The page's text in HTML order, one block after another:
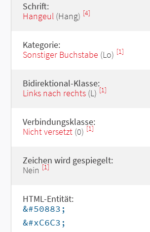
Schrift:
Hangeul(Hang) [4]
Kategorie:
Sonstiger Buchstabe (Lo) [1]
Bidirektional-Klasse:
Links nach rechts(L) [1]
Verbindungsklasse:
Nicht versetzt(0) [1]
Zeichen wird gespiegelt:
Nein [1]
HTML-Entität:
&#50883;
&#xC6C3;